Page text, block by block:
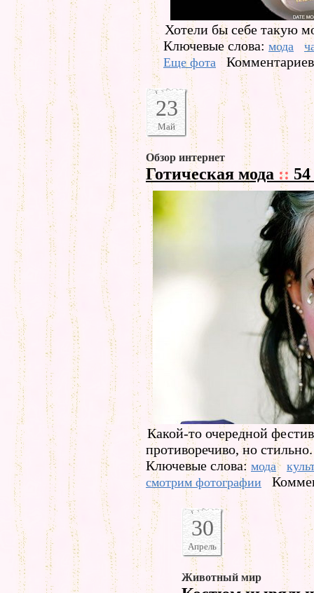
Хотели бы себе такую
Ключевые слова: мода
Еще фота
23
Май
Обзор интернет
Готическая мода ::
Какой-то очередной
противоречиво, но стильно.
Ключевые слова: мода
смотрим фотографии
30
Апрель
Животный мир